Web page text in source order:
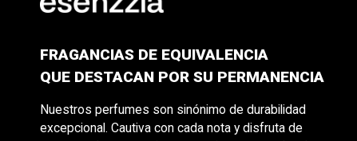
FRAGANCIAS DE EQUIVALENCIA
QUE DESTACAN POR SU PERMANENCIA
Nuestros perfumes son sinónimo de durabilidad
excepcional. Cautiva con cada nota y disfruta de